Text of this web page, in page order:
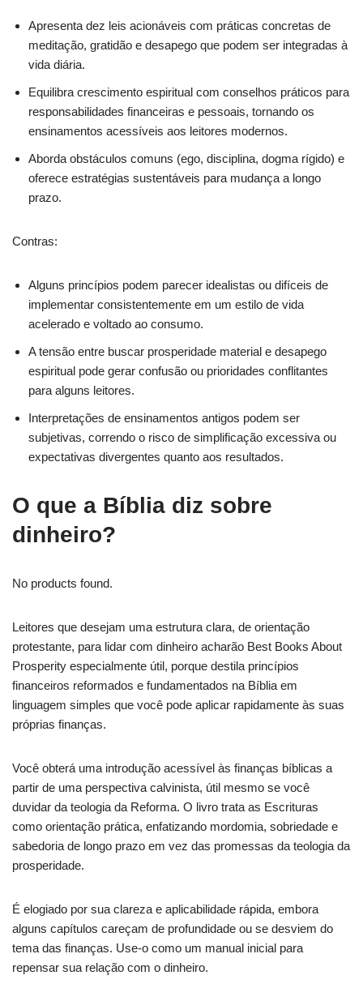
Apresenta dez leis acionáveis com práticas concretas de
meditação, gratidão e desapego que podem ser integradas à
vida diária.
Equilibra crescimento espiritual com conselhos práticos para
responsabilidades financeiras e pessoais, tornando os
ensinamentos acessíveis aos leitores modernos.
Aborda obstáculos comuns (ego, disciplina, dogma rígido) e
oferece estratégias sustentáveis para mudança a longo
prazo.
Contras:
Alguns princípios podem parecer idealistas ou difíceis de
implementar consistentemente em um estilo de vida
acelerado e voltado ao consumo.
A tensão entre buscar prosperidade material e desapego
espiritual pode gerar confusão ou prioridades conflitantes
para alguns leitores.
Interpretações de ensinamentos antigos podem ser
subjetivas, correndo o risco de simplificação excessiva ou
expectativas divergentes quanto aos resultados.
O que a Bíblia diz sobre
dinheiro?
No products found.
Leitores que desejam uma estrutura clara, de orientação
protestante, para lidar com dinheiro acharão Best Books About
Prosperity especialmente útil, porque destila princípios
financeiros reformados e fundamentados na Bíblia em
linguagem simples que você pode aplicar rapidamente às suas
próprias finanças.
Você obterá uma introdução acessível às finanças bíblicas a
partir de uma perspectiva calvinista, útil mesmo se você
duvidar da teologia da Reforma. O livro trata as Escrituras
como orientação prática, enfatizando mordomia, sobriedade e
sabedoria de longo prazo em vez das promessas da teologia da
prosperidade.
É elogiado por sua clareza e aplicabilidade rápida, embora
alguns capítulos careçam de profundidade ou se desviem do
tema das finanças. Use-o como um manual inicial para
repensar sua relação com o dinheiro.